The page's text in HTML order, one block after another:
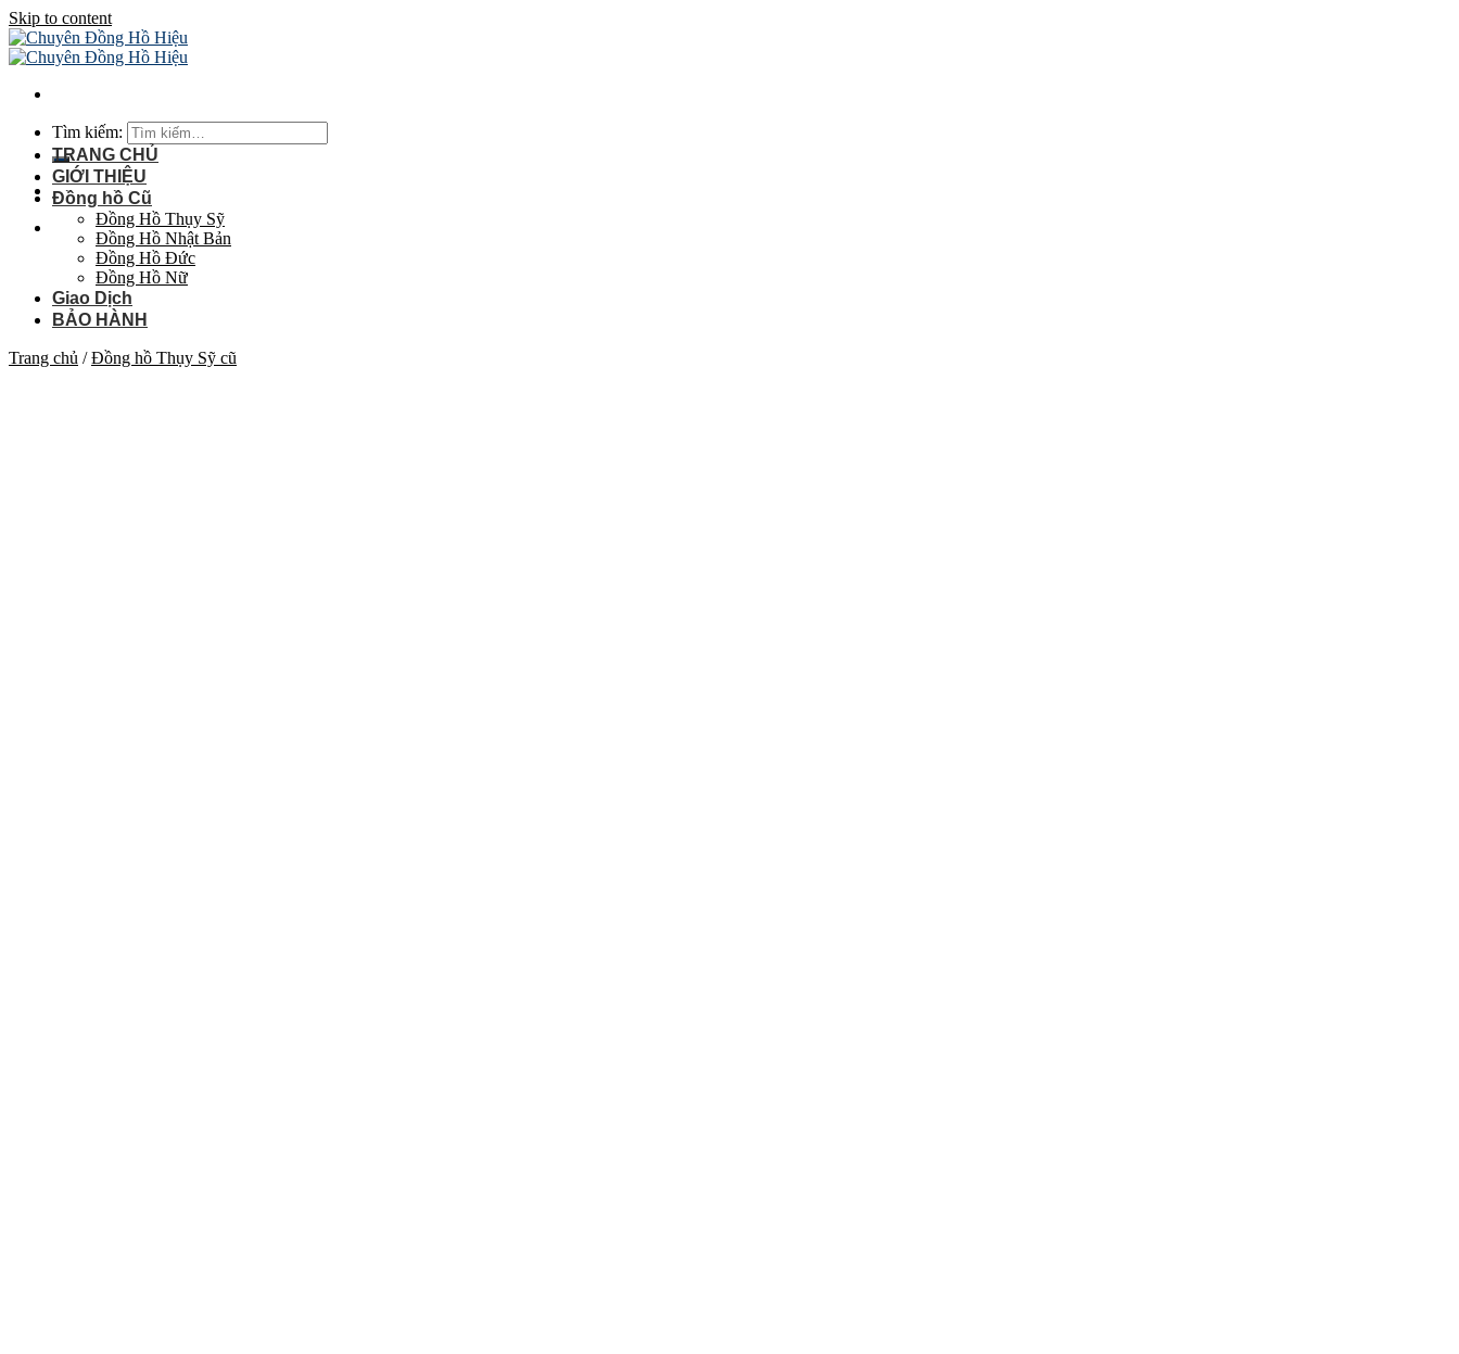
Skip to content
Tìm kiếm:
TRANG CHỦ
GIỚI THIỆU
Đồng hồ Cũ
Đồng Hồ Thụy Sỹ
Đồng Hồ Nhật Bản
Đồng Hồ Đức
Đồng Hồ Nữ
Giao Dịch
BẢO HÀNH
Trang chủ / Đồng hồ Thụy Sỹ cũ